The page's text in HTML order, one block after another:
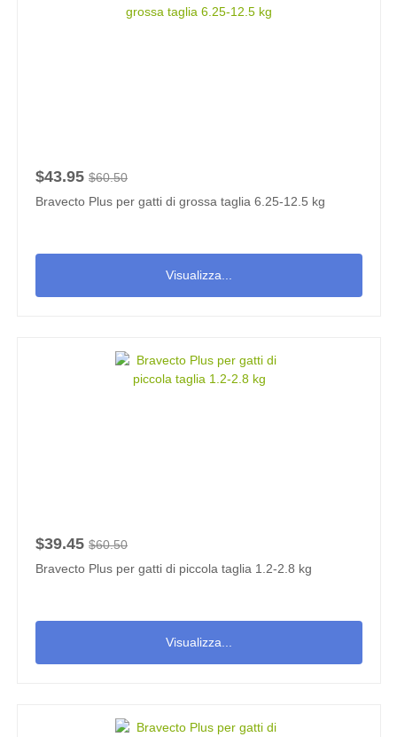
$43.95 $60.50
Bravecto Plus per gatti di grossa taglia 6.25-12.5 kg
Visualizza...
$39.45 $60.50
Bravecto Plus per gatti di piccola taglia 1.2-2.8 kg
Visualizza...